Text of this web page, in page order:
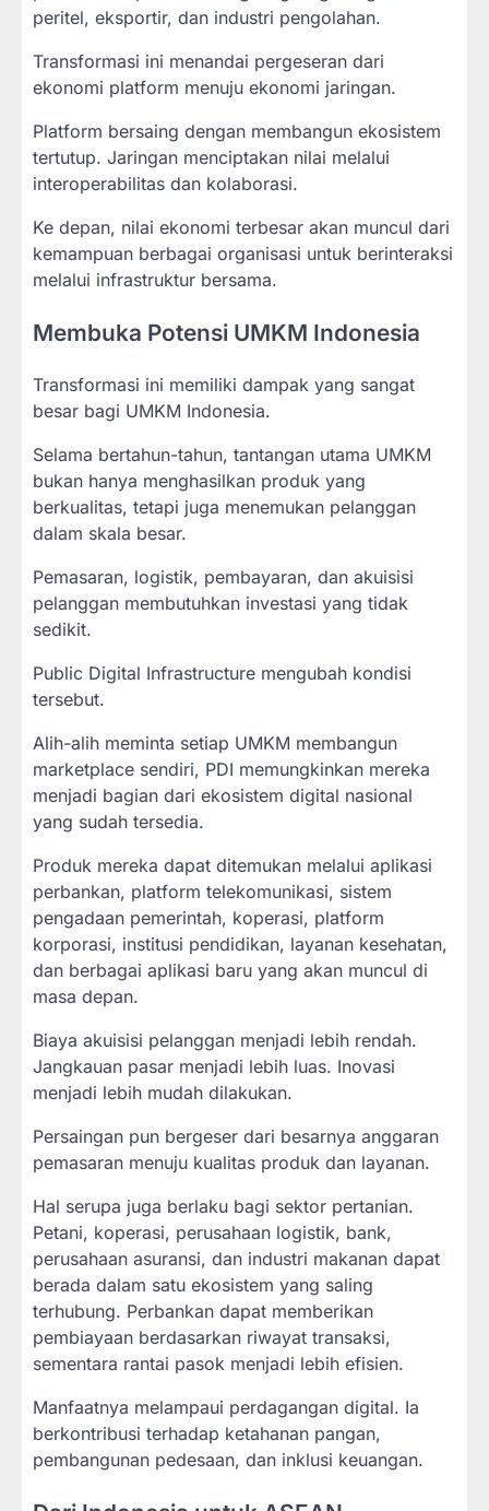
peritel, eksportir, dan industri pengolahan.
Transformasi ini menandai pergeseran dari
ekonomi platform menuju ekonomi jaringan.
Platform bersaing dengan membangun ekosistem
tertutup. Jaringan menciptakan nilai melalui
interoperabilitas dan kolaborasi.
Ke depan, nilai ekonomi terbesar akan muncul dari
kemampuan berbagai organisasi untuk berinteraksi
melalui infrastruktur bersama.
Membuka Potensi UMKM Indonesia
Transformasi ini memiliki dampak yang sangat
besar bagi UMKM Indonesia.
Selama bertahun-tahun, tantangan utama UMKM
bukan hanya menghasilkan produk yang
berkualitas, tetapi juga menemukan pelanggan
dalam skala besar.
Pemasaran, logistik, pembayaran, dan akuisisi
pelanggan membutuhkan investasi yang tidak
sedikit.
Public Digital Infrastructure mengubah kondisi
tersebut.
Alih-alih meminta setiap UMKM membangun
marketplace sendiri, PDI memungkinkan mereka
menjadi bagian dari ekosistem digital nasional
yang sudah tersedia.
Produk mereka dapat ditemukan melalui aplikasi
perbankan, platform telekomunikasi, sistem
pengadaan pemerintah, koperasi, platform
korporasi, institusi pendidikan, layanan kesehatan,
dan berbagai aplikasi baru yang akan muncul di
masa depan.
Biaya akuisisi pelanggan menjadi lebih rendah.
Jangkauan pasar menjadi lebih luas. Inovasi
menjadi lebih mudah dilakukan.
Persaingan pun bergeser dari besarnya anggaran
pemasaran menuju kualitas produk dan layanan.
Hal serupa juga berlaku bagi sektor pertanian.
Petani, koperasi, perusahaan logistik, bank,
perusahaan asuransi, dan industri makanan dapat
berada dalam satu ekosistem yang saling
terhubung. Perbankan dapat memberikan
pembiayaan berdasarkan riwayat transaksi,
sementara rantai pasok menjadi lebih efisien.
Manfaatnya melampaui perdagangan digital. Ia
berkontribusi terhadap ketahanan pangan,
pembangunan pedesaan, dan inklusi keuangan.